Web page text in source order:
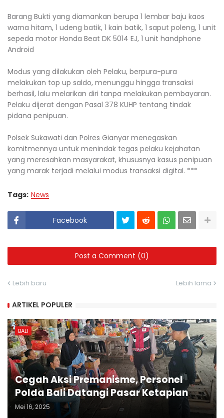
Barang Bukti yang diamankan berupa 1 lembar baju kaos
warna hitam, 1 udeng batik, 1 kain batik, 1 saput poleng, 1 unit
sepeda motor Honda Beat DK 5014 EJ, 1 unit handphone
Android
Modus yang dilakukan oleh Pelaku, berpura-pura
melakukan top up saldo, menunggu hingga transaksi
berhasil, lalu melarikan diri tanpa melakukan pembayaran.
Pelaku dijerat dengan Pasal 378 KUHP tentang tindak
pidana penipuan.
Polsek Sukawati dan Polres Gianyar menegaskan
komitmennya untuk menindak tegas pelaku kejahatan
yang meresahkan masyarakat, khususnya kasus penipuan
yang marak terjadi melalui modus transaksi digital. ***
Tags: News
Facebook
Post a Comment (0)
Lebih baru Lebih lama
ARTIKEL POPULER
BALI
Cegah Aksi Premanisme, Personel
Polda Bali Datangi Pasar Ketapian
Mei 16, 2025